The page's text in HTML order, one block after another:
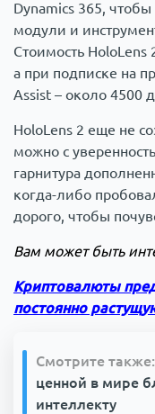
Dynamics 365,
модули и
Стоимость
а при подписке на
Assist – около 4500
HoloLens 2 еще не
можно с
гарнитура
когда-либо
дорого, чтобы
Вам может быть
Криптовалюты
постоянно
Смотрите также:
ценной в мире
интеллекту